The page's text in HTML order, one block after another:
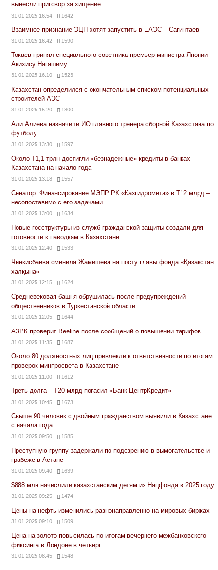
вынесли приговор за хищение
31.01.2025 16:54 1642
Взаимное признание ЭЦП хотят запустить в ЕАЭС – Сагинтаев
31.01.2025 16:42 1590
Токаев принял специального советника премьер-министра Японии
Акихису Нагашиму
31.01.2025 16:10 1523
Казахстан определился с окончательным списком потенциальных
строителей АЭС
31.01.2025 15:20 1800
Али Алиева назначили ИО главного тренера сборной Казахстана по
футболу
31.01.2025 13:30 1597
Около Т1,1 трлн достигли «безнадежные» кредиты в банках
Казахстана на начало года
31.01.2025 13:18 1557
Сенатор: Финансирование МЭПР РК «Казгидромета» в Т12 млрд –
несопоставимо с его задачами
31.01.2025 13:00 1634
Новые госструктуры из служб гражданской защиты создали для
готовности к паводкам в Казахстане
31.01.2025 12:40 1533
Чинкисбаева сменила Жамишева на посту главы фонда «Қазақстан
халқына»
31.01.2025 12:15 1624
Средневековая башня обрушилась после предупреждений
общественников в Туркестанской области
31.01.2025 12:05 1644
АЗРК проверит Beeline после сообщений о повышении тарифов
31.01.2025 11:35 1687
Около 80 должностных лиц привлекли к ответственности по итогам
проверок минпросвета в Казахстане
31.01.2025 11:00 1612
Треть долга – Т20 млрд погасил «Банк ЦентрКредит»
31.01.2025 10:45 1673
Свыше 90 человек с двойным гражданством выявили в Казахстане
с начала года
31.01.2025 09:50 1585
Преступную группу задержали по подозрению в вымогательстве и
грабеже в Астане
31.01.2025 09:40 1639
$888 млн начислили казахстанским детям из Нацфонда в 2025 году
31.01.2025 09:25 1474
Цены на нефть изменились разнонаправленно на мировых биржах
31.01.2025 09:10 1509
Цена на золото повысилась по итогам вечернего межбанковского
фиксинга в Лондоне в четверг
31.01.2025 08:45 1548